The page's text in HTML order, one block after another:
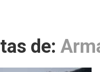
de: